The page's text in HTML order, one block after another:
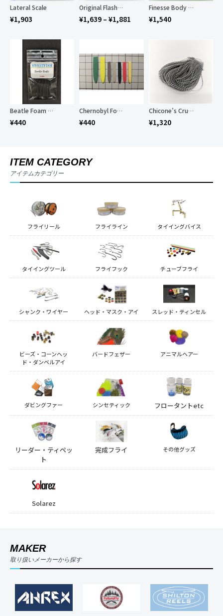
Lateral Scale
¥1,903
Original Flashabou
¥1,639 –¥1,881
Finesse Body Chenille for Game Changer
¥1,540
Beatle Foam Body
¥440
Chernobyl Foam Body
¥440
Chicone’s Crusher Legs
¥1,320
ITEM CATEGORY
アイテムカテゴリー
フライリール フライライン タイイングバイス
タイイングツール フライフック チューブフライ
シャンク・ワイヤー ヘッド・マスク・アイ スレッド・ティンセル
ビーズ・コーンヘッ
ド・ダンベルアイ
バードフェザー アニマルヘアー
ダビングファー シンセティック フロータントetc
リーダー・ティペッ
ト
完成フライ その他グッズ
Solarez
MAKER
取り扱いメーカーから探す